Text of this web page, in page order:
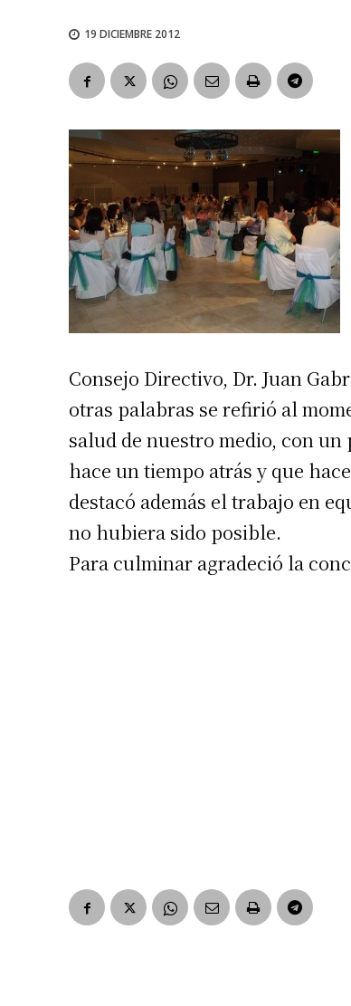
19 DICIEMBRE 2012
Consejo Directivo, Dr. Juan
otras palabras se refirió al
salud de nuestro medio, con
hace un tiempo atrás y que
destacó además el trabajo en
no hubiera sido posible.
Para culminar agradeció la